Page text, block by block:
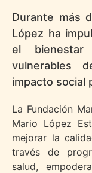
Durante más
López ha
el
vulnerables
impacto social
La Fundación
Mario López
mejorar la
través de
salud,